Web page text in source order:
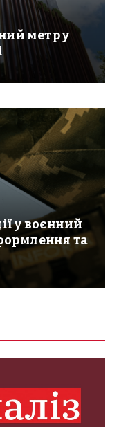
метр у
у воєнний
та